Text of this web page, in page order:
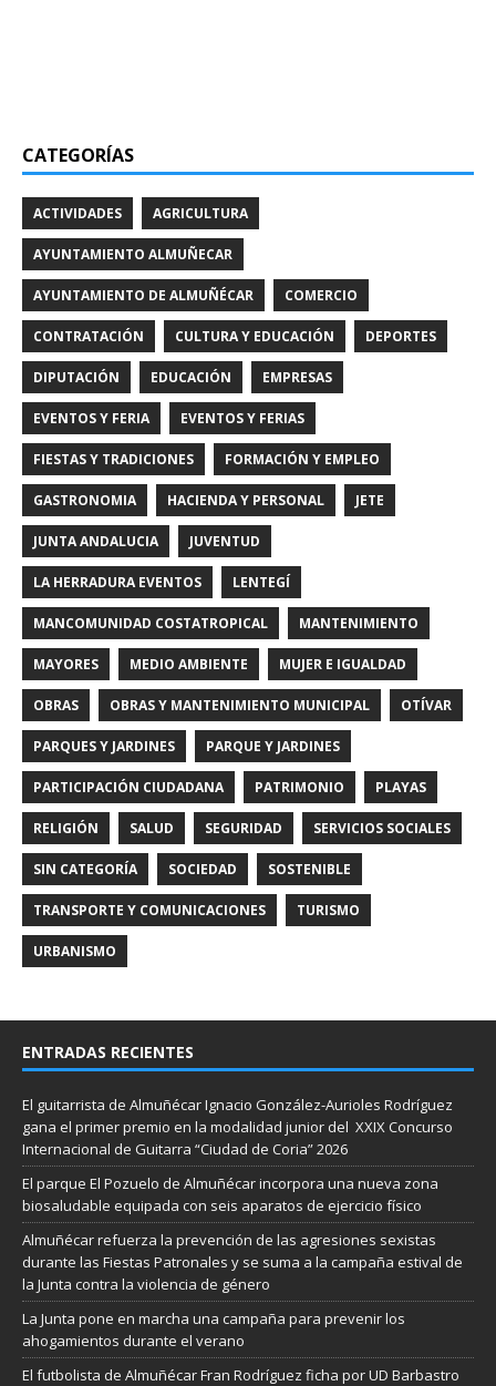
CATEGORÍAS
ACTIVIDADES AGRICULTURA
AYUNTAMIENTO ALMUÑECAR
AYUNTAMIENTO DE ALMUÑÉCAR COMERCIO
CONTRATACIÓN CULTURA Y EDUCACIÓN DEPORTES
DIPUTACIÓN EDUCACIÓN EMPRESAS
EVENTOS Y FERIA EVENTOS Y FERIAS
FIESTAS Y TRADICIONES FORMACIÓN Y EMPLEO
GASTRONOMIA HACIENDA Y PERSONAL JETE
JUNTA ANDALUCIA JUVENTUD
LA HERRADURA EVENTOS LENTEGÍ
MANCOMUNIDAD COSTATROPICAL MANTENIMIENTO
MAYORES MEDIO AMBIENTE MUJER E IGUALDAD
OBRAS OBRAS Y MANTENIMIENTO MUNICIPAL OTÍVAR
PARQUES Y JARDINES PARQUE Y JARDINES
PARTICIPACIÓN CIUDADANA PATRIMONIO PLAYAS
RELIGIÓN SALUD SEGURIDAD SERVICIOS SOCIALES
SIN CATEGORÍA SOCIEDAD SOSTENIBLE
TRANSPORTE Y COMUNICACIONES TURISMO
URBANISMO
ENTRADAS RECIENTES
El guitarrista de Almuñécar Ignacio González-Aurioles Rodríguez
gana el primer premio en la modalidad junior del XXIX Concurso
Internacional de Guitarra “Ciudad de Coria” 2026
El parque El Pozuelo de Almuñécar incorpora una nueva zona
biosaludable equipada con seis aparatos de ejercicio físico
Almuñécar refuerza la prevención de las agresiones sexistas
durante las Fiestas Patronales y se suma a la campaña estival de
la Junta contra la violencia de género
La Junta pone en marcha una campaña para prevenir los
ahogamientos durante el verano
El futbolista de Almuñécar Fran Rodríguez ficha por UD Barbastro